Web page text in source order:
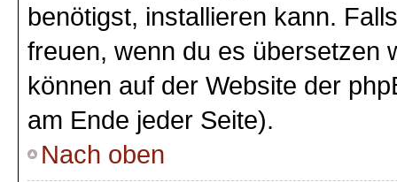
benötigst, installieren kann.
freuen, wenn du es übersetzen
können auf der Website der
am Ende jeder Seite).
Nach oben